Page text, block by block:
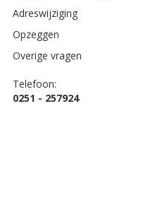
Adreswijziging
Opzeggen
Overige vragen
Telefoon:
0251 - 257924